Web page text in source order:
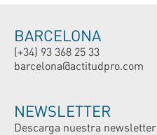
BARCELONA
(+34) 93 368 25 33
barcelona@actitudpro.com
NEWSLETTER
Descarga nuestra newsletter